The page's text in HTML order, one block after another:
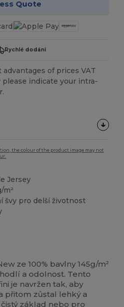
Quote
Rychlé dodání
advantages of prices VAT
indicate your intra-
the colour of the product image may not
Jersey
m²
švy pro delší životnost
ze 100% bavlny 145g/m²
a odolnost. Tento
je navržen tak, aby
přitom zůstal lehký a
základ nebo pro